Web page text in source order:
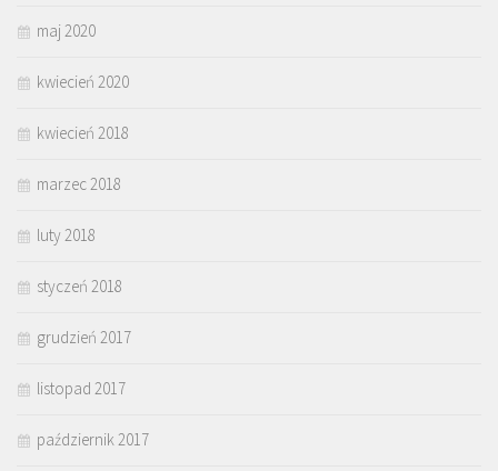
maj 2020
kwiecień 2020
kwiecień 2018
marzec 2018
luty 2018
styczeń 2018
grudzień 2017
listopad 2017
październik 2017